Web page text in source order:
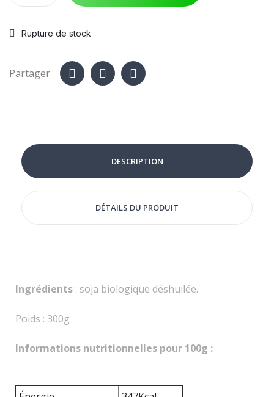
Rupture de stock
Partager
DESCRIPTION
DÉTAILS DU PRODUIT
Ingrédients : soja biologique déshuilée.
Poids : 300g
Informations nutritionnelles pour 100g :